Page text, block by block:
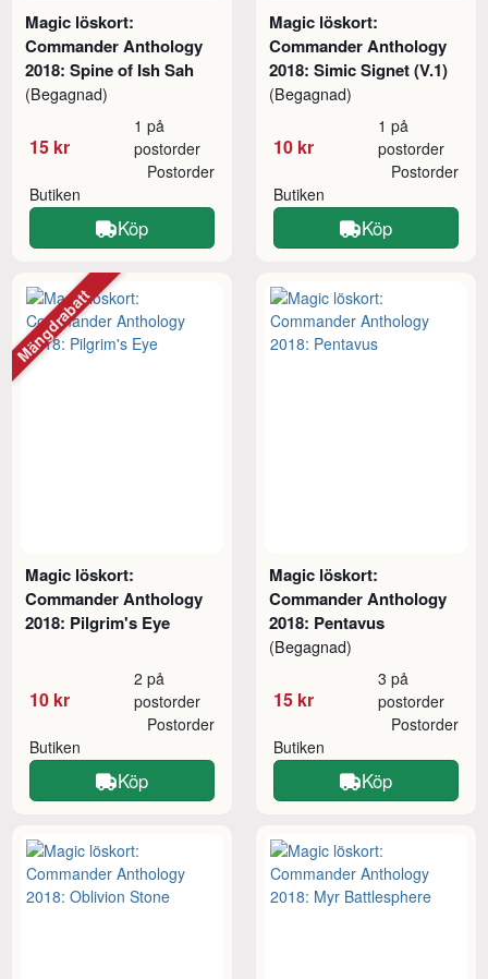
Magic löskort:
Commander Anthology
2018: Spine of Ish Sah
(Begagnad)
15 kr
1 på
postorder
Butiken
Postorder
Köp
Magic löskort:
Commander Anthology
2018: Simic Signet (V.1)
(Begagnad)
10 kr
1 på
postorder
Butiken
Postorder
Köp
Magic löskort:
Commander Anthology
2018: Pilgrim's Eye
10 kr
2 på
postorder
Butiken
Postorder
Köp
Mängdrabatt
Magic löskort:
Commander Anthology
2018: Pentavus
(Begagnad)
15 kr
3 på
postorder
Butiken
Postorder
Köp